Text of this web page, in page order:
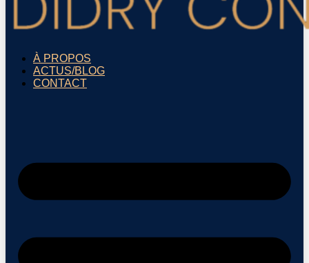
À PROPOS
ACTUS/BLOG
CONTACT